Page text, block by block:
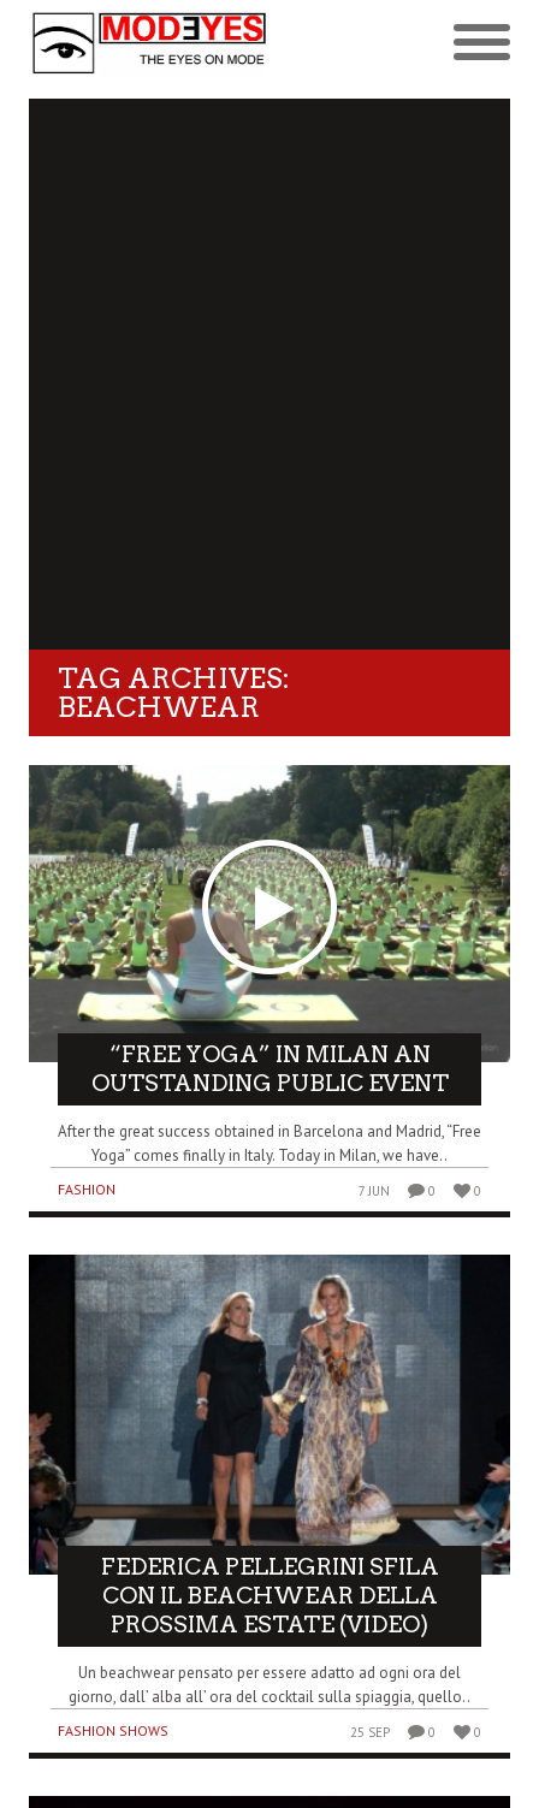
TAG ARCHIVES:
BEACHWEAR
“FREE YOGA” IN MILAN AN
OUTSTANDING PUBLIC EVENT
After the great success obtained in Barcelona and Madrid, “Free
Yoga” comes finally in Italy. Today in Milan, we have..
FASHION 7 JUN 0 0
FEDERICA PELLEGRINI SFILA
CON IL BEACHWEAR DELLA
PROSSIMA ESTATE (VIDEO)
Un beachwear pensato per essere adatto ad ogni ora del
giorno, dall’ alba all’ ora del cocktail sulla spiaggia, quello..
FASHION SHOWS 25 SEP 0 0